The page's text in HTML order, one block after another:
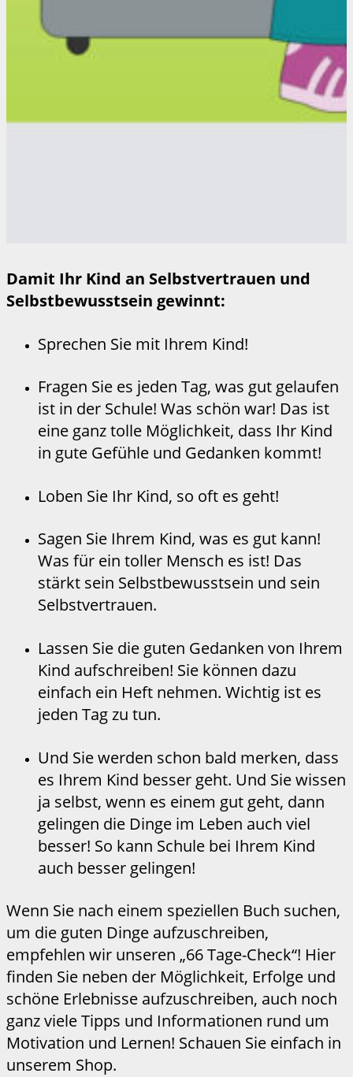
Damit Ihr Kind an Selbstvertrauen und
Selbstbewusstsein gewinnt:
Sprechen Sie mit Ihrem Kind!
Fragen Sie es jeden Tag, was gut gelaufen
ist in der Schule! Was schön war! Das ist
eine ganz tolle Möglichkeit, dass Ihr Kind
in gute Gefühle und Gedanken kommt!
Loben Sie Ihr Kind, so oft es geht!
Sagen Sie Ihrem Kind, was es gut kann!
Was für ein toller Mensch es ist! Das
stärkt sein Selbstbewusstsein und sein
Selbstvertrauen.
Lassen Sie die guten Gedanken von Ihrem
Kind aufschreiben! Sie können dazu
einfach ein Heft nehmen. Wichtig ist es
jeden Tag zu tun.
Und Sie werden schon bald merken, dass
es Ihrem Kind besser geht. Und Sie wissen
ja selbst, wenn es einem gut geht, dann
gelingen die Dinge im Leben auch viel
besser! So kann Schule bei Ihrem Kind
auch besser gelingen!
Wenn Sie nach einem speziellen Buch suchen,
um die guten Dinge aufzuschreiben,
empfehlen wir unseren „66 Tage-Check“! Hier
finden Sie neben der Möglichkeit, Erfolge und
schöne Erlebnisse aufzuschreiben, auch noch
ganz viele Tipps und Informationen rund um
Motivation und Lernen! Schauen Sie einfach in
unserem Shop.